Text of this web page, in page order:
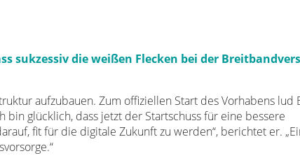
sukzessiv die weißen Flecken bei der
aufzubauen. Zum offiziellen Start des Vorhabens lud
glücklich, dass jetzt der Startschuss für eine bessere
fit für die digitale Zukunft zu werden“, berichtet er.